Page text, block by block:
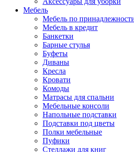
Мебель
Мебель по
Мебель в кредит
Банкетки
Барные стулья
Буфеты
Диваны
Кресла
Кровати
Комоды
Матрасы для спальни
Мебельные консоли
Напольные подставки
Подставки под цветы
Полки мебельные
Пуфики
Стеллажи для книг